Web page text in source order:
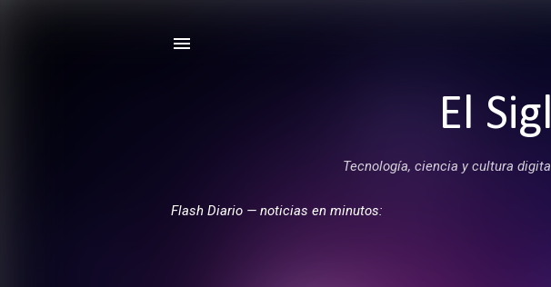
El
Tecnología, ciencia y cultura
Flash Diario — noticias en minutos: